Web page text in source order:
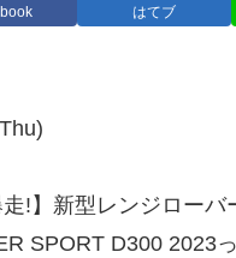
はてブ
!】新型レンジロー
SPORT D300 2023